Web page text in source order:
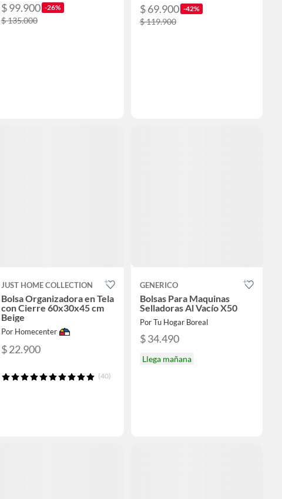
$ 99.900 -26%
$ 135.000
$ 69.900 -42%
$ 119.900
JUST HOME COLLECTION
Bolsa Organizadora en Tela
con Cierre 60x30x45 cm
Beige
Por Homecenter
$ 22.900
(40)
GENERICO
Bolsas Para Maquinas
Selladoras Al Vacío X50
Por Tu Hogar Boreal
$ 34.490
Llega mañana